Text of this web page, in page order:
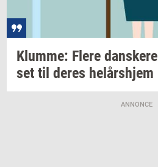
Klum­me: Flere dan­ske­re
set til deres helårs­hjem
ANNONCE